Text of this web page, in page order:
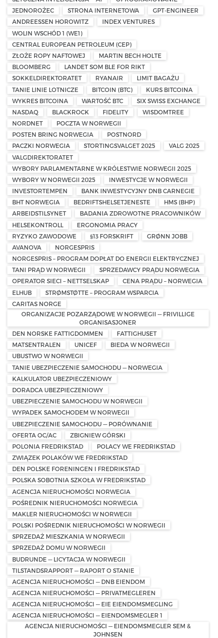
JEDNOROŻEC
STRONA INTERNETOWA
GPT-ENGINEER
ANDREESSEN HOROWITZ
INDEX VENTURES
WOLIN WSCHÓD 1 (WE1)
CENTRAL EUROPEAN PETROLEUM (CEP)
ZŁOŻE ROPY NAFTOWEJ
MARTIN BECH HOLTE
BLOOMBERG
LANDET SOM BLE FOR RIKT
SOKKELDIREKTORATET
RYANAIR
LIMIT BAGAŻU
TANIE LINIE LOTNICZE
BITCOIN (BTC)
KURS BITCOINA
WYKRES BITCOINA
WARTOŚĆ BTC
SIX SWISS EXCHANGE
NASDAQ
BLACKROCK FIDELITY
WISDOMTREE
NORDNET
POCZTA W NORWEGII
POSTEN BRING NORWEGIA
POSTNORD
PACZKI NORWEGIA
STORTINGSVALGET 2025
VALG 2025
VALGDIREKTORATET
WYBORY PARLAMENTARNE W KRÓLESTWIE NORWEGII 2025
WYBORY W NORWEGII 2025
INWESTYCJE W NORWEGII
INVESTORTEMPEN
BANK INWESTYCYJNY DNB CARNEGIE
BHT NORWEGIA
BEDRIFTSHELSETJENESTE
HMS (BHP)
ARBEIDSTILSYNET
BADANIA ZDROWOTNE PRACOWNIKÓW
HELSEKONTROLL
ERGONOMIA PRACY
RYZYKO ZAWODOWE
§13 FORSKRIFT
GRØNN JOBB
AVANOVA
NORGESPRIS
NORGESPRIS – PROGRAM DOPŁAT DO ENERGII ELEKTRYCZNEJ
TANI PRĄD W NORWEGII
SPRZEDAWCY PRĄDU NORWEGIA
OPERATOR SIECI – NETTSELSKAP
CENA PRĄDU – NORWEGIA
ELHUB
STRØMSTØTTE – PROGRAM WSPARCIA
CARITAS NORGE
ORGANIZACJE POZARZĄDOWE W NORWEGII — FRIVILLIGE
ORGANISASJONER
DEN NORSKE FATTIGDOMMEN
FATTIGHUSET
MATSENTRALEN
UNICEF
BIEDA W NORWEGII
UBUSTWO W NORWEGII
TANIE UBEZPIECZENIE SAMOCHODU — NORWEGIA
KALKULATOR UBEZPIECZENIOWY
DORADCA UBEZPIECZENIOWY
UBEZPIECZENIE SAMOCHODU W NORWEGII
WYPADEK SAMOCHODEM W NORWEGII
UBEZPIECZENIE SAMOCHODU — PORÓWNANIE
OFERTA OC/AC
ZBIGNIEW GÓRSKI
POLONIA FREDRIKSTAD
POLACY WE FREDRIKSTAD
ZWIĄZEK POLAKÓW WE FREDRIKSTAD
DEN POLSKE FORENINGEN I FREDRIKSTAD
POLSKA SOBOTNIA SZKOŁA W FREDRIKSTAD
AGENCJA NIERUCHOMOŚCI NORWEGIA
POŚREDNIK NIERUCHOMOŚCI NORWEGIA
MAKLER NIERUCHOMOŚCI W NORWEGII
POLSKI POŚREDNIK NIERUCHOMOŚCI W NORWEGII
SPRZEDAŻ MIESZKANIA W NORWEGII
SPRZEDAŻ DOMU W NORWEGII
BUDRUNDE — LICYTACJA W NORWEGII
TILSTANDSRAPPORT — RAPORT O STANIE
AGENCJA NIERUCHOMOŚCI — DNB EIENDOM
AGENCJA NIERUCHOMOŚCI — PRIVATMEGLEREN
AGENCJA NIERUCHOMOŚCI — EIE EIENDOMSMEGLING
AGENCJA NIERUCHOMOŚCI — EIENDOMSMEGLER 1
AGENCJA NIERUCHOMOŚCI — EIENDOMSMEGLER SEM &
JOHNSEN